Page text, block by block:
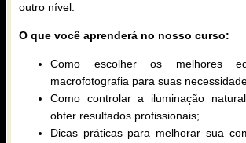
outro nível.
O que você aprenderá no nosso curso:
Como escolher os melhores
macrofotografia para suas
Como controlar a iluminação
obter resultados profissionais;
Dicas práticas para melhorar sua